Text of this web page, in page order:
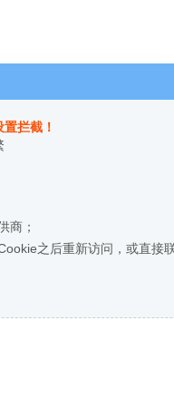
拦截！
商；
之后重新访问，或直接